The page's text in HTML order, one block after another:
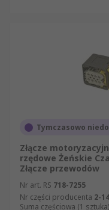
wymaganiach
Bogaty asortyment
obejmuje nie tylko
wprowadzania i
poprawny montaż
instalacji. Jeśli
pojazdu
wymaganiach
równieżzłącza do
Tymczasowo
Złącze
rzędowe Żeńskie
Złącze przewodów
Nr art. RS 718-7255
Nr części producenta 2-
Suma częściowa (1 sztuka)